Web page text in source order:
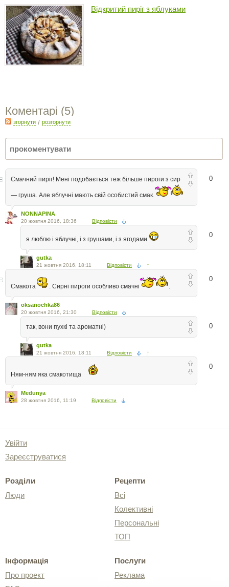
Відкритий пиріг з яблуками
Коментарі (5)
згорнути / розгорнути
0
Смачний пиріг! Мені подобається теж більше пироги з сир
— груша. Але яблучні мають свій особистий смак.
NONNAPINA
20 жовтня 2016, 18:36 Відповісти
0
я люблю і яблучні, і з грушами, і з ягодами
gutka
21 жовтня 2016, 18:11 Відповісти ↑
0
Смакота . Сирні пироги особливо смачні
oksanochka86
20 жовтня 2016, 21:30 Відповісти
0
так, вони пухкі та ароматні)
gutka
21 жовтня 2016, 18:11 Відповісти ↑
0
Ням-ням яка смакотища
Medunya
28 жовтня 2016, 11:19 Відповісти
Увійти
Зареєструватися
Розділи
Люди
Рецепти
Всі
Колективні
Персональні
ТОП
Інформація
Про проект
Послуги
Реклама